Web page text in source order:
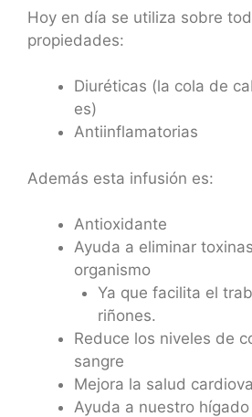
Hoy en día se utiliza sobre
propiedades:
Diuréticas (la cola de
es)
Antiinflamatorias
Además esta infusión es:
Antioxidante
Ayuda a eliminar
organismo
Ya que facilita el
riñones.
Reduce los niveles de
sangre
Mejora la salud
Ayuda a nuestro